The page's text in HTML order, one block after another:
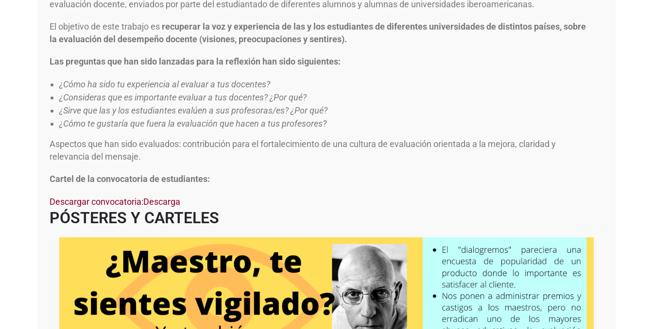
evaluación docente, enviados por parte del estudiantado de diferentes alumnos y alumnas de universidades iberoamericanas.
El objetivo de este trabajo es recuperar la voz y experiencia de las y los estudiantes de diferentes universidades de distintos países, sobre
la evaluación del desempeño docente (visiones, preocupaciones y sentires).
Las preguntas que han sido lanzadas para la reflexión han sido siguientes:
¿Cómo ha sido tu experiencia al evaluar a tus docentes?
¿Consideras que es importante evaluar a tus docentes? ¿Por qué?
¿Sirve que las y los estudiantes evalúen a sus profesoras/es? ¿Por qué?
¿Cómo te gustaría que fuera la evaluación que hacen a tus profesores?
Aspectos que han sido evaluados: contribución para el fortalecimiento de una cultura de evaluación orientada a la mejora, claridad y
relevancia del mensaje.
Cartel de la convocatoria de estudiantes:
Descargar convocatoria:Descarga
PÓSTERES Y CARTELES